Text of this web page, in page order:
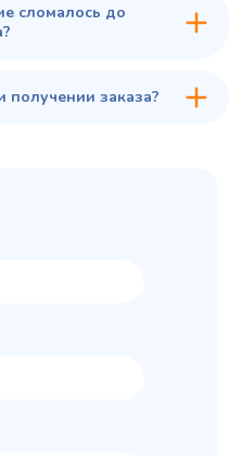
сломалось до
получении заказа?